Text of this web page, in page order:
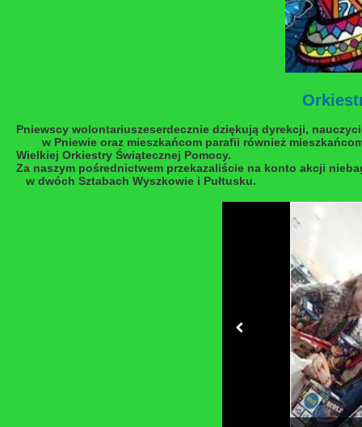
Pniewscy wolontariuszeserdecznie dziękują dyrekcji,
w Pniewie oraz mieszkańcom parafii również
Wielkiej Orkiestry Świątecznej Pomocy.
Za naszym pośrednictwem przekazaliście na konto akcji
w dwóch Sztabach Wyszkowie i Pułtusku.